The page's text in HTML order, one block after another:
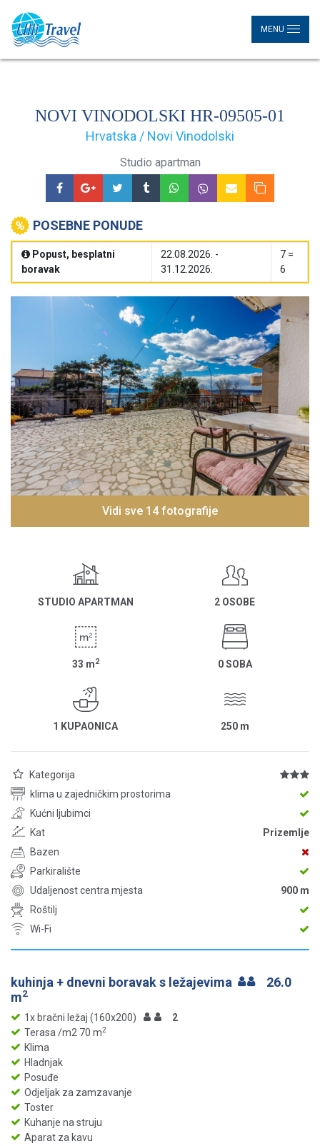
MENU
NOVI VINODOLSKI HR-09505-01
Hrvatska / Novi Vinodolski
Studio apartman
POSEBNE PONUDE
Popust, besplatni
boravak
22.08.2026. -
31.12.2026.
7 =
6
Vidi sve 14 fotografije
STUDIO APARTMAN 2 OSOBE
33 m2 0 SOBA
1 KUPAONICA 250 m
Kategorija
klima u zajedničkim prostorima
Kućni ljubimci
Kat
Prizemlje
Bazen
Parkiralište
Udaljenost centra mjesta
900 m
Roštilj
Wi-Fi
kuhinja + dnevni boravak s ležajevima
26.0
m2
1x bračni ležaj (160x200)
2
Terasa /m2 70 m2
Klima
Hladnjak
Posuđe
Odjeljak za zamzavanje
Toster
Kuhanje na struju
Aparat za kavu